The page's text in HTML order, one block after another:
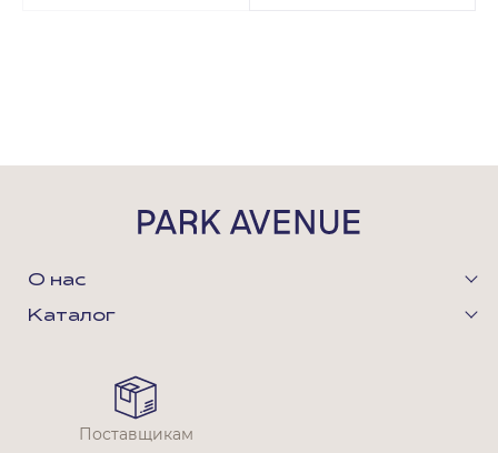
О нас
Каталог
Поставщикам